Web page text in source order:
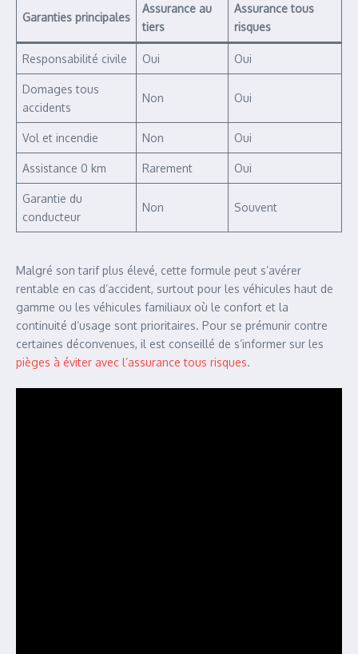
Garanties principales
Assurance au
tiers
Assurance tous
risques
Responsabilité civile Oui Oui
Domages tous
accidents
Non Oui
Vol et incendie Non Oui
Assistance 0 km Rarement Oui
Garantie du
conducteur
Non Souvent
Malgré son tarif plus élevé, cette formule peut s’avérer
rentable en cas d’accident, surtout pour les véhicules haut de
gamme ou les véhicules familiaux où le confort et la
continuité d’usage sont prioritaires. Pour se prémunir contre
certaines déconvenues, il est conseillé de s’informer sur les
pièges à éviter avec l’assurance tous risques.